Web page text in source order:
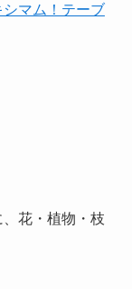
シマム！テーブ
花・植物・枝